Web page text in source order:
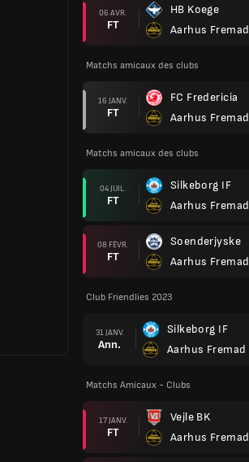
06 AVR.
FT
HB Koege
Aarhus Fremad
Matchs amicaux des clubs
16 JANV.
FT
FC Fredericia
Aarhus Fremad
Matchs amicaux des clubs
04 JUIL.
FT
Silkeborg IF
Aarhus Fremad
08 FÉVR.
FT
Soenderjyske
Aarhus Fremad
Club Friendlies 2023
31 JANV.
Ann.
Silkeborg IF
Aarhus Fremad
Matchs Amicaux - Clubs
17 JANV.
FT
Vejle BK
Aarhus Fremad